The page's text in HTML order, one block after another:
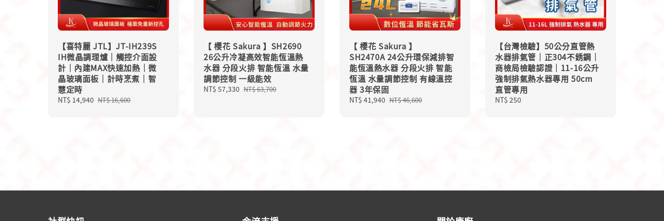
【喜特麗 JTL】JT-IH239S
IH微晶調理爐｜觸控介面設
計｜內建MAX快速加熱｜微
晶玻璃面板｜計時烹煮｜智
慧定時
Sale
NT$ 14,940 Regular
NT$ 16,600
【 櫻花 Sakura 】SH2690
26公升冷凝高效智能恆溫熱
水器 分段火排 智能恆溫 水量
調節控制 一級能效
Sale
NT$ 57,330 Regular
NT$ 63,700
【 櫻花 Sakura 】
SH2470A 24公升環保減排智
能恆溫熱水器 分段火排 智能
恆溫 水量調節控制 有線溫控
器 3年保固
Sale
NT$ 41,940 Regular
NT$ 46,600
【台灣檢驗】50公分直管熱
水器排氣管｜正304不銹鋼｜
商檢局檢驗認證｜11-16公升
強制排氣熱水器專用 50cm
直管專用
Regular
NT$ 250